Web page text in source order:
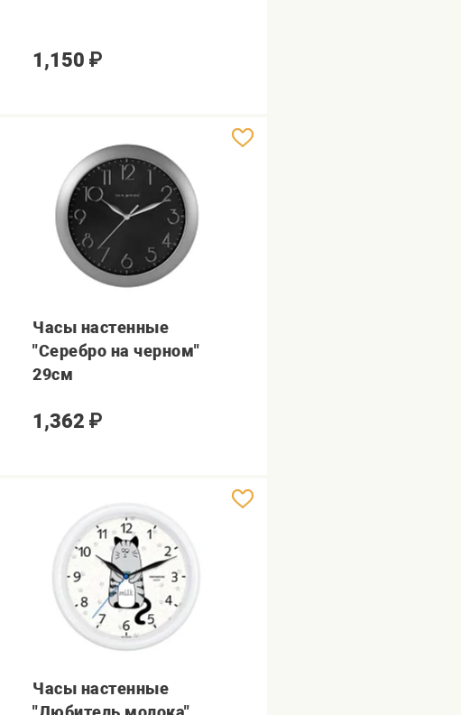
1,150 ₽
Часы настенные
"Серебро на черном"
29см
1,362 ₽
Часы настенные